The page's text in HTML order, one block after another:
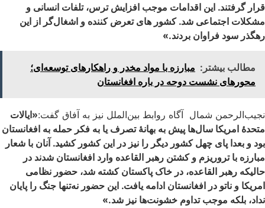
قرار گرفتند. این اقدامات موجب افزایش ترس، تلفات انسانی و
مشکلات اجتماعی شد. کشور های تعرض کننده و اشغال‌گر از این
رهگذر سود فراوان بردند.»
مطالب بیشتر: مبارزه با مواد مخدر و راهکارهای توسعه‌ای؛
محورهای نشست دوحه در باره افغانستان
نجیب‌الرحمن شمال آگاه روابط بین‌الملل نیز به آفاق گفت:«ایالات
متحدهٔ امریکا سال‌ها پیش به بهانهٔ تصرف یا به فکر حمله به افغانستان
بود و بعدا پای چهل کشور دیگر را نیز در این کشور کشید. آنان با شعار
مبارزه با تروریزم و کشتن رهبر القاعده وارد افغانستان شدند در
حالیکه رهبر القاعده، در خاک پاکستان کشته شد، حضور نظامی
امریکا و ناتو در افغانستان ادامه یافت. این حضور نه‌تنها جنگ را پایان
نداد، بلکه موجب تداوم خشونت‌ها نیز شد.»